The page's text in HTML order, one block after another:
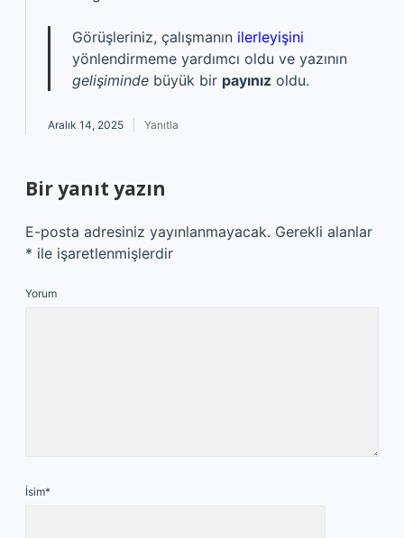
Görüşleriniz, çalışmanın ilerleyişini
yönlendirmeme yardımcı oldu ve yazının
gelişiminde büyük bir payınız oldu.
Aralık 14, 2025 Yanıtla
Bir yanıt yazın
E-posta adresiniz yayınlanmayacak. Gerekli alanlar
* ile işaretlenmişlerdir
Yorum
İsim*